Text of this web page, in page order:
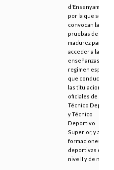
d'Ensenyament,
por la que se
convocan las
pruebas de
madurez para
acceder a las
enseñanzas de
regimen especial
que conducen a
las titulaciones
oficiales de
Técnico
y Técnico
Deportivo
Superior, y a las
formaciones
deportivas de
nivel I y de nivel III